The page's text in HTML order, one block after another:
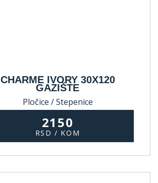
CHARME IVORY 30X120
GAZIŠTE
Pločice / Stepenice
2150
RSD / KOM